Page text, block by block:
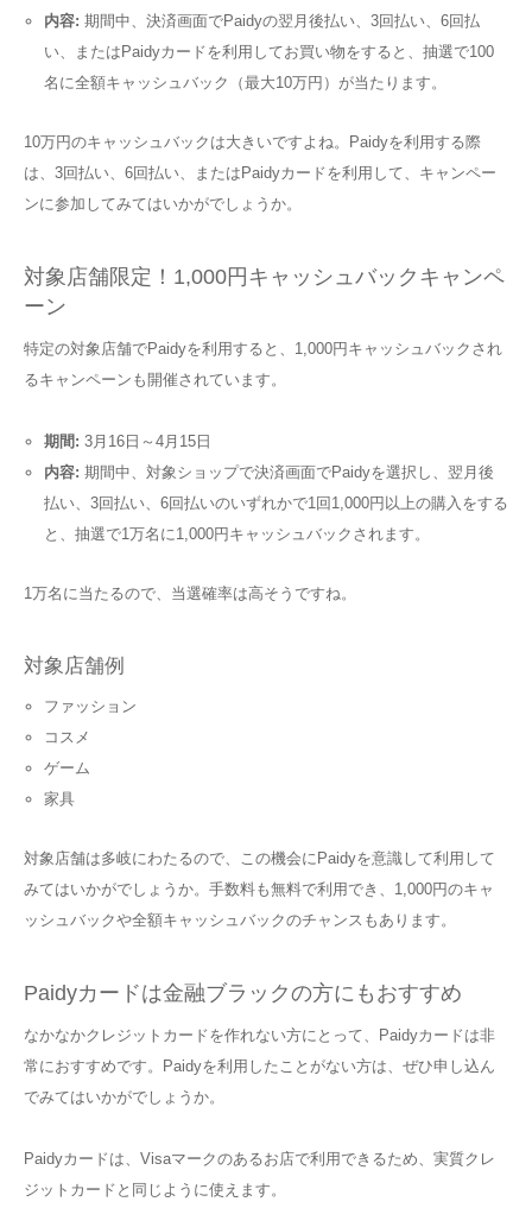
内容: 期間中、決済画面でPaidyの翌月後払い、3回払い、6回払
い、またはPaidyカードを利用してお買い物をすると、抽選で100
名に全額キャッシュバック（最大10万円）が当たります。
10万円のキャッシュバックは大きいですよね。Paidyを利用する際
は、3回払い、6回払い、またはPaidyカードを利用して、キャンペー
ンに参加してみてはいかがでしょうか。
対象店舗限定！1,000円キャッシュバックキャンペ
ーン
特定の対象店舗でPaidyを利用すると、1,000円キャッシュバックされ
るキャンペーンも開催されています。
期間: 3月16日～4月15日
内容: 期間中、対象ショップで決済画面でPaidyを選択し、翌月後
払い、3回払い、6回払いのいずれかで1回1,000円以上の購入をする
と、抽選で1万名に1,000円キャッシュバックされます。
1万名に当たるので、当選確率は高そうですね。
対象店舗例
ファッション
コスメ
ゲーム
家具
対象店舗は多岐にわたるので、この機会にPaidyを意識して利用して
みてはいかがでしょうか。手数料も無料で利用でき、1,000円のキャ
ッシュバックや全額キャッシュバックのチャンスもあります。
Paidyカードは金融ブラックの方にもおすすめ
なかなかクレジットカードを作れない方にとって、Paidyカードは非
常におすすめです。Paidyを利用したことがない方は、ぜひ申し込ん
でみてはいかがでしょうか。
Paidyカードは、Visaマークのあるお店で利用できるため、実質クレ
ジットカードと同じように使えます。